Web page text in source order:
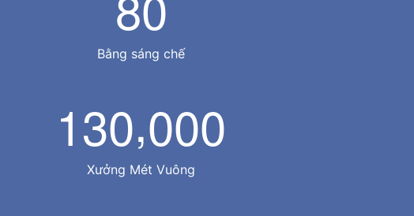
Bằng sáng chế
130,000
Xưởng Mét Vuông